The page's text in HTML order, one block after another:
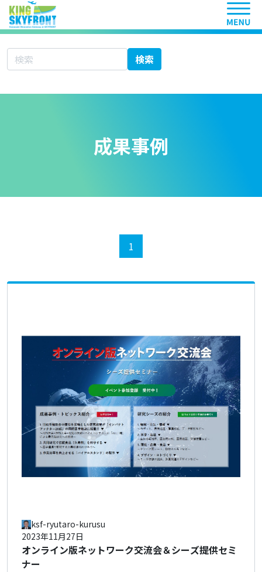
ヘッ
サイト内検索 検索
成果事例
1
オンライン版ネットワーク交流会＆シーズ提供セミ
ナー
2023年11月27日
ksf-ryutaro-kurusu